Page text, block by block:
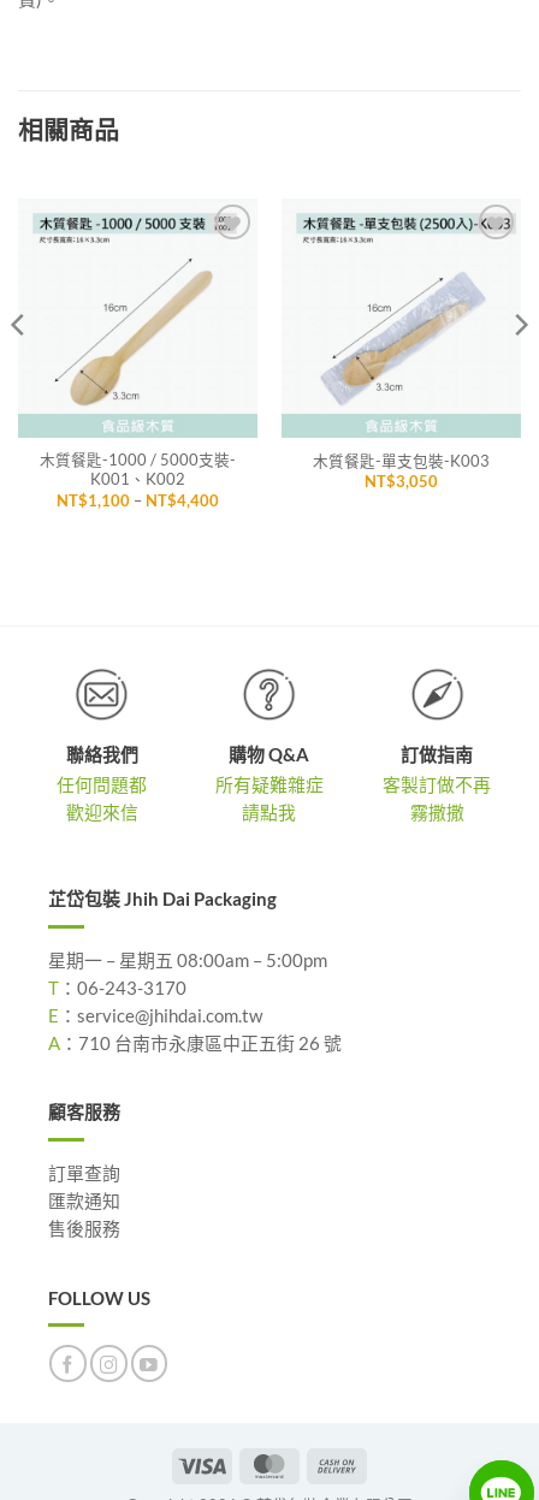
相關商品
木質餐匙-1000 / 5000支裝-
K001、K002
NT$1,100 – NT$4,400價
單」
木質餐匙-單支包裝-K003
NT$3,050
聯絡我們
任何問題都
歡迎來信
購物 Q&A
所有疑難雜症
請點我
訂做指南
客製訂做不再
霧撒撒
芷岱包裝 Jhih Dai Packaging
星期一 – 星期五 08:00am – 5:00pm
T ： 06-243-3170
E ： service@jhihdai.com.tw
A ： 710 台南市永康區中正五街 26 號
顧客服務
訂單查詢
匯款通知
售後服務
FOLLOW US
Visa MasterCard